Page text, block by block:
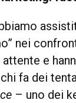
nei
attente e
chi fa dei
– uno dei